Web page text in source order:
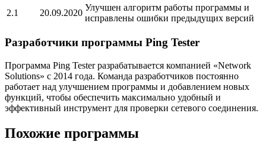
2.1
20.09.2020
Улучшен алгоритм работы программы и
исправлены ошибки предыдущих версий
Разработчики программы Ping Tester
Программа Ping Tester разрабатывается компанией «Network
Solutions» с 2014 года. Команда разработчиков постоянно
работает над улучшением программы и добавлением новых
функций, чтобы обеспечить максимально удобный и
эффективный инструмент для проверки сетевого соединения.
Похожие программы